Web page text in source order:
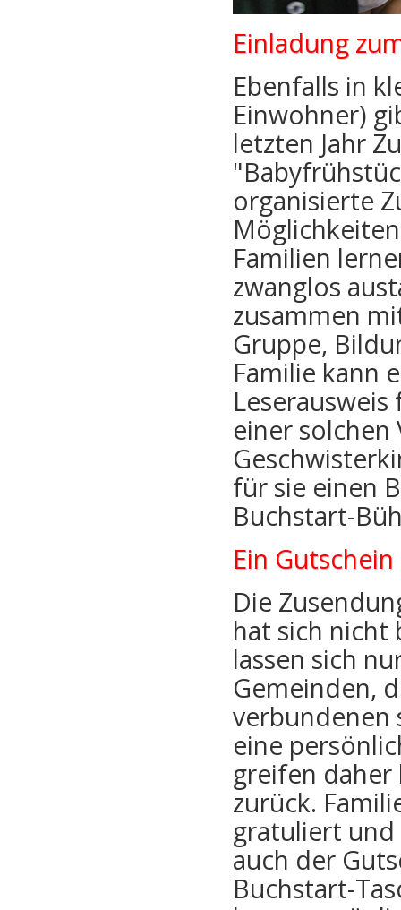
Einladung
Ebenfalls in
Einwohner)
letzten Jahr
organisierte
Familien
zwanglos
zusammen
Gruppe,
Familie kann
einer
für sie einen
Buchstart-
Ein
Die
hat sich nicht
lassen sich
Gemeinden,
verbundenen
eine
greifen daher
zurück.
gratuliert
auch der
Buchstart-